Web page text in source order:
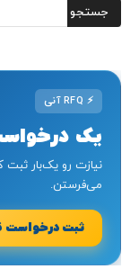
⚡
یک
نیازت رو یک‌بار ثبت
می‌فرستن.
ثبت درخواست